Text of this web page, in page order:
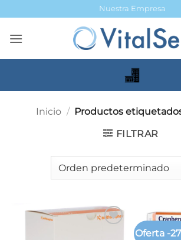
al
contenido
Nuestra Empresa
Inicio / Productos
FILTRAR
Oferta -